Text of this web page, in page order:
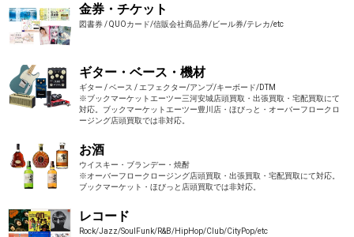
金券・チケット
図書券 / QUOカード/信販会社商品券/ビール券/テレカ/etc
ギター・ベース・機材
ギター / ベース / エフェクター/アンプ/キーボード/DTM
※ブックマーケットエーツー三河安城店頭買取・出張買取・宅配買取にて
対応。ブックマーケットエーツー豊川店・ほびっと・オーバーフロークロ
ージング店頭買取では非対応。
お酒
ウイスキー・ブランデー・焼酎
※オーバーフロークロージング店頭買取・出張買取・宅配買取にて対応。
ブックマーケット・ほびっと店頭買取では非対応。
レコード
Rock/Jazz/SoulFunk/R&B/HipHop/Club/CityPop/etc